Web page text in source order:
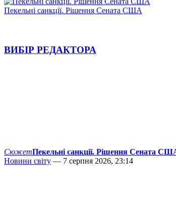
Пекельні санкції. Рішення Сената США
ВИБІР РЕДАКТОРА
СюжетПекельні санкції. Рішення Сената
Новини світу — 7 серпня 2026, 23:14